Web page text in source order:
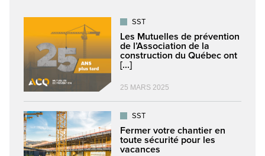
SST
Les Mutuelles de prévention
de l’Association de la
construction du Québec ont
[...]
25 MARS 2025
SST
Fermer votre chantier en
toute sécurité pour les
vacances